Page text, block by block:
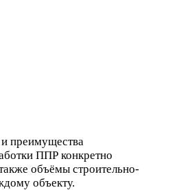
преимущества
ППР конкретно
объёмы строительно-
объекту.